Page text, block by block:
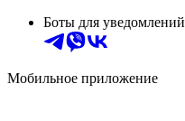
Боты для уведомлений
Мобильное приложение